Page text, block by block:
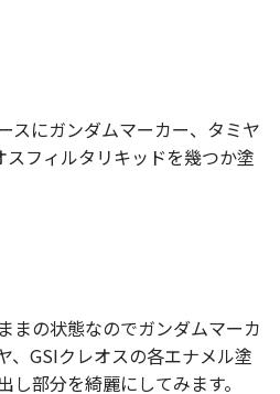
スにガンダムマーカー、タミヤ
フィルタリキッドを幾つか塗
まの状態なのでガンダムマーカ
、GSIクレオスの各エナメル塗
部分を綺麗にしてみます。